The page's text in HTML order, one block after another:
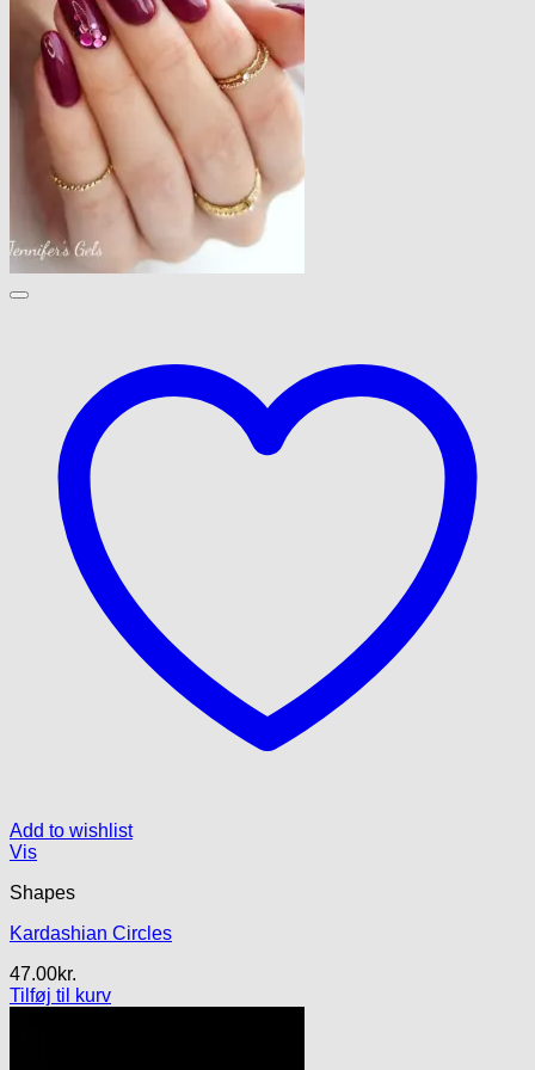
Add to wishlist
Vis
Shapes
Kardashian Circles
47.00kr.
Tilføj til kurv